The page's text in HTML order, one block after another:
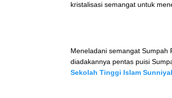
kristalisasi semangat untuk
Meneladani semangat Sumpah
diadakannya pentas puisi
Sekolah Tinggi Islam